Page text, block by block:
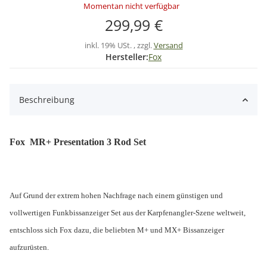
Momentan nicht verfügbar
299,99 €
inkl. 19% USt. , zzgl.Versand
Hersteller:Fox
Beschreibung
Fox MR+ Presentation 3 Rod Set
Auf Grund der extrem hohen Nachfrage nach einem günstigen und
vollwertigen Funkbissanzeiger Set aus der Karpfenangler-Szene weltweit,
entschloss sich Fox dazu, die beliebten M+ und MX+ Bissanzeiger
aufzurüsten.